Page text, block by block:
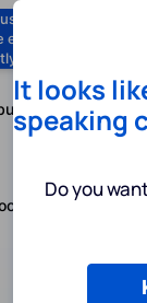
extension to check
as you browse.
It looks
speaking
Do you